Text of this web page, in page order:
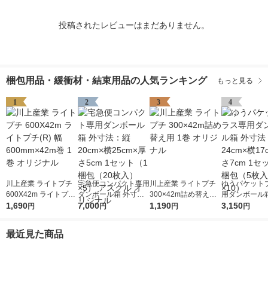
投稿されたレビューはまだありません。
梱包用品・緩衝材・結束用品の人気ランキング もっと見る
1
川上産業 ライトプチ
600X42m ライトプチ
(R) 幅600mm×42m巻
1,690円
2
宅急便コンパクト専用
ダンボール箱 外寸
法：縦20cm×横25cm
7,000円
3
川上産業 ライトプチ
300×42m詰め替え用
1巻 オリジナル
1,190円
4
ゆうパケット
用ダンボール
法：縦24cm×
3,150円
最近見た商品